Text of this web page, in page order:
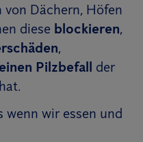
von Dächern, Höfen
diese blockieren,
,
Pilzbefall
der
wenn wir essen und